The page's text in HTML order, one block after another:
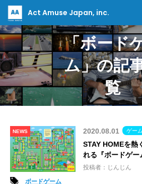
Act Amuse Japan, inc.
「ボード
ム」の記
覧
NEWS 2020.08.01 ゲーム
STAY HOMEを熱
れる『ボードゲー
投稿者：じんじん
ボードゲーム